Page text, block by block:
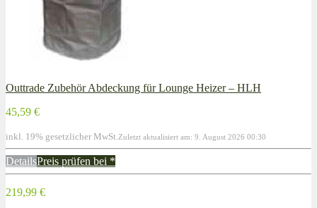
Outtrade Zubehör Abdeckung für Lounge Heizer – HLH
45,59 €
inkl. 19% gesetzlicher MwSt. Zuletzt aktualisiert am: 9. August 2026 00:30
DetailsPreis prüfen bei *
219,99 €